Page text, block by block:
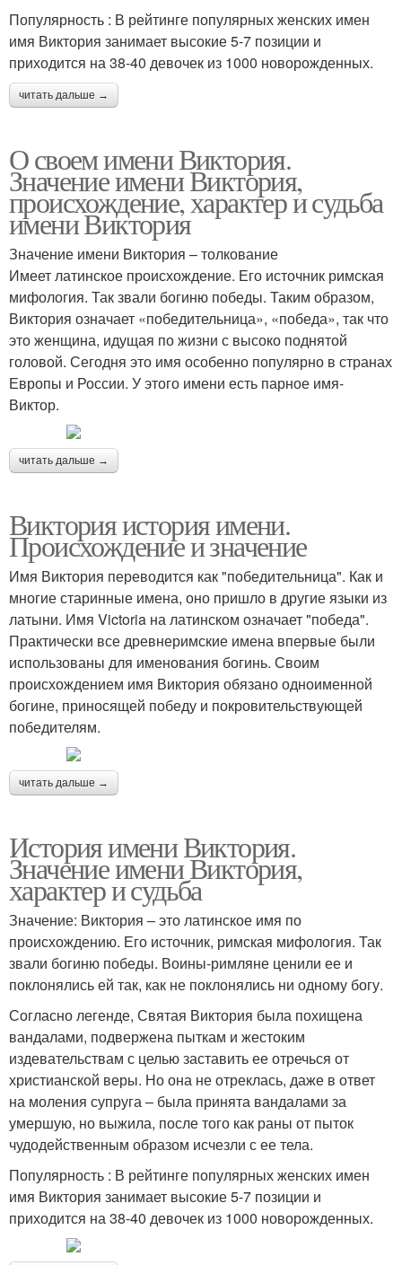
Популярность : В рейтинге популярных женских имен
имя Виктория занимает высокие 5-7 позиции и
приходится на 38-40 девочек из 1000 новорожденных.
читать дальше →
О своем имени Виктория.
Значение имени Виктория,
происхождение, характер и судьба
имени Виктория
Значение имени Виктория – толкование
Имеет латинское происхождение. Его источник римская
мифология. Так звали богиню победы. Таким образом,
Виктория означает «победительница», «победа», так что
это женщина, идущая по жизни с высоко поднятой
головой. Сегодня это имя особенно популярно в странах
Европы и России. У этого имени есть парное имя-
Виктор.
читать дальше →
Виктория история имени.
Происхождение и значение
Имя Виктория переводится как "победительница". Как и
многие старинные имена, оно пришло в другие языки из
латыни. Имя Victoria на латинском означает "победа".
Практически все древнеримские имена впервые были
использованы для именования богинь. Своим
происхождением имя Виктория обязано одноименной
богине, приносящей победу и покровительствующей
победителям.
читать дальше →
История имени Виктория.
Значение имени Виктория,
характер и судьба
Значение: Виктория – это латинское имя по
происхождению. Его источник, римская мифология. Так
звали богиню победы. Воины-римляне ценили ее и
поклонялись ей так, как не поклонялись ни одному богу.
Согласно легенде, Святая Виктория была похищена
вандалами, подвержена пыткам и жестоким
издевательствам с целью заставить ее отречься от
христианской веры. Но она не отреклась, даже в ответ
на моления супруга – была принята вандалами за
умершую, но выжила, после того как раны от пыток
чудодейственным образом исчезли с ее тела.
Популярность : В рейтинге популярных женских имен
имя Виктория занимает высокие 5-7 позиции и
приходится на 38-40 девочек из 1000 новорожденных.